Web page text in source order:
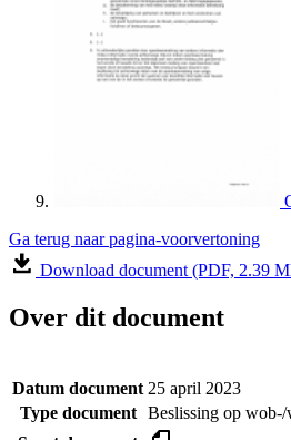
Ga terug naar pagina-voorvertoning
Download document (PDF, 2.39
Over dit document
Datum document 25 april 2023
Type document
Beslissing op